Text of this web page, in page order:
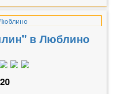
в Люблино